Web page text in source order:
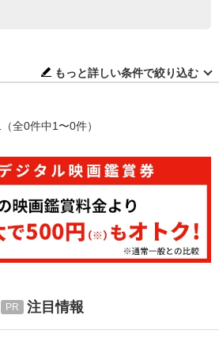
もっと詳しい条件で絞り込む
（全0件中1〜0件）
注目情報